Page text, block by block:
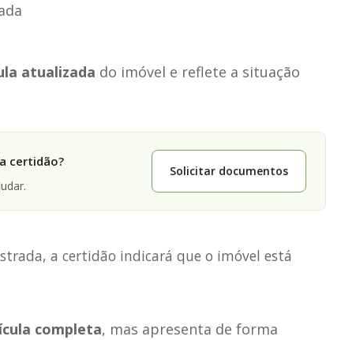
atualizada do imóvel e reflete a situação
certidão?
Solicitar documentos
a certidão indicará que o imóvel está
completa, mas apresenta de forma